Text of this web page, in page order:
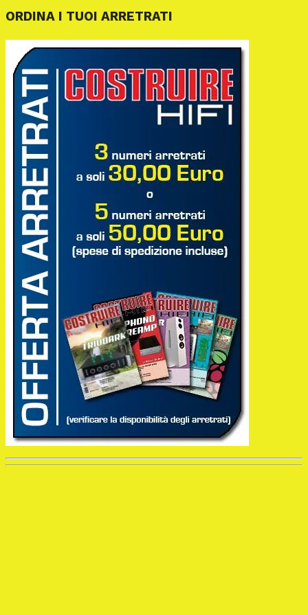
ORDINA I TUOI ARRETRATI